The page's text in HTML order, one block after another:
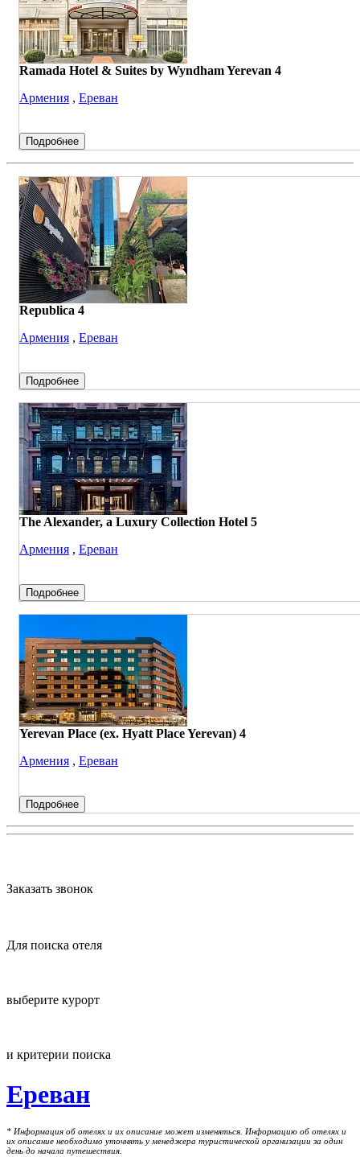
Ramada Hotel & Suites by Wyndham Yerevan 4
Армения , Ереван
Подробнее
Republica 4
Армения , Ереван
Подробнее
The Alexander, a Luxury Collection Hotel 5
Армения , Ереван
Подробнее
Yerevan Place (ex. Hyatt Place Yerevan) 4
Армения , Ереван
Подробнее
Заказать звонок
Для поиска отеля
выберите курорт
и критерии поиска
Ереван
* Информация об отелях и их описание может изменяться. Информацию об отелях и
их описание необходимо уточнять у менеджера туристической организации за один
день до начала путешествия.